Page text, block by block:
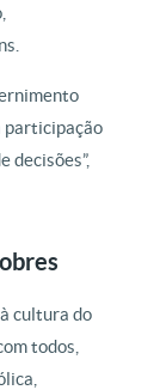
participação
decisões”,
cultura do
todos,